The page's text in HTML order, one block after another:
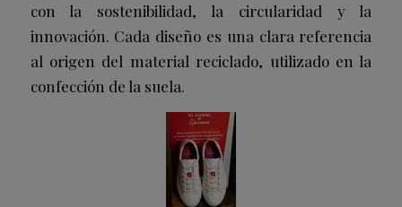
con la sostenibilidad, la circularidad y la
innovación. Cada diseño es una clara referencia
al origen del material reciclado, utilizado en la
confección de la suela.